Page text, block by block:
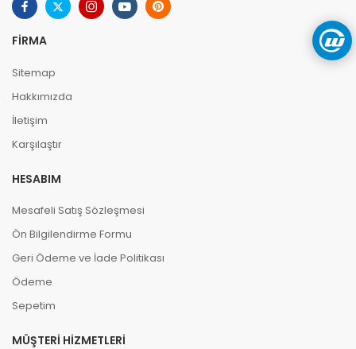
FIRMA
Sitemap
Hakkımızda
İletişim
Karşılaştır
HESABIM
Mesafeli Satış Sözleşmesi
Ön Bilgilendirme Formu
Geri Ödeme ve İade Politikası
Ödeme
Sepetim
MÜŞTERI HIZMETLERI